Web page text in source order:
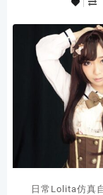
日常Lolita仿真